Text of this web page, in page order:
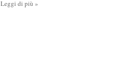
Leggi di più »